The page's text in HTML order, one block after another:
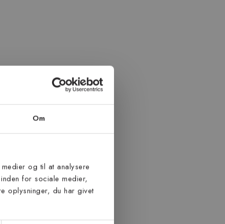
Om
og til at analysere
for sociale medier,
oplysninger, du har givet